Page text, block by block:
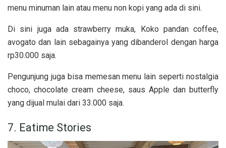
menu minuman lain atau menu non kopi yang ada di sini.
Di sini juga ada strawberry muka, Koko pandan coffee,
avogato dan lain sebagainya yang dibanderol dengan harga
rp30.000 saja.
Pengunjung juga bisa memesan menu lain seperti nostalgia
choco, chocolate cream cheese, saus Apple dan butterfly
yang dijual mulai dari 33.000 saja.
7. Eatime Stories